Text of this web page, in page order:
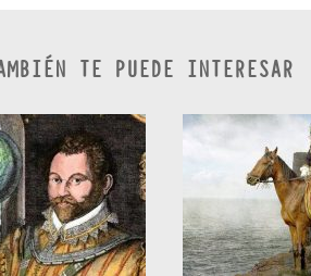
TE PUEDE INTERESAR